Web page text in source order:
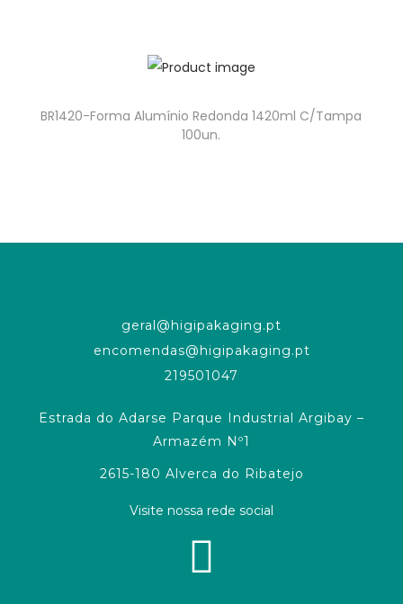
BR1420-Forma Alumínio Redonda 1420ml C/Tampa
100un.
geral@higipakaging.pt
encomendas@higipakaging.pt
219501047
Estrada do Adarse Parque Industrial Argibay –
Armazém Nº1
2615-180 Alverca do Ribatejo
Visite nossa rede social